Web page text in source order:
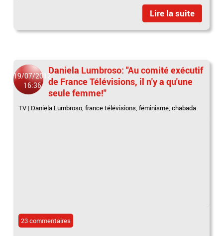
Lire la suite
19/07/2012
16:36
Daniela Lumbroso: "Au comité exécutif
de France Télévisions, il n'y a qu'une
seule femme!"
TV | Daniela Lumbroso,france télévisions,féminisme,chabada
23 commentaires